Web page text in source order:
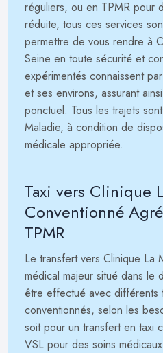
réguliers, ou en TPMR pour
réduite, tous ces services
permettre de vous rendre à
Seine en toute sécurité et
expérimentés connaissent
et ses environs, assurant
ponctuel. Tous les trajets
Maladie, à condition de
médicale appropriée.
Taxi vers Clinique
Conventionné
TPMR
Le transfert vers Clinique La
médical majeur situé dans le
être effectué avec différents
conventionnés, selon les
soit pour un transfert en taxi
VSL pour des soins